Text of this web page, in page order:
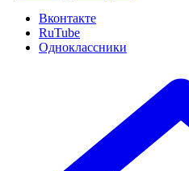
Вконтакте
RuTube
Одноклассники